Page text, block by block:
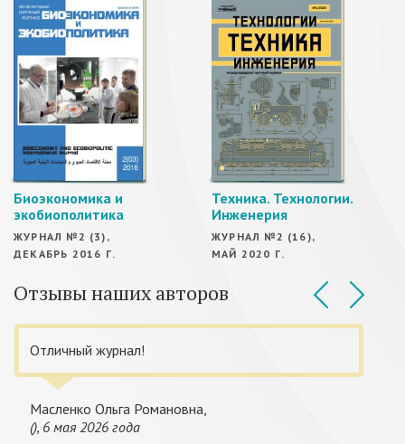
Биоэкономика и
экобиополитика
ЖУРНАЛ №2 (3),
ДЕКАБРЬ 2016 Г.
Техника. Технологии.
Инженерия
ЖУРНАЛ №2 (16),
МАЙ 2020 Г.
Отзывы наших авторов
Отличный журнал!
Масленко Ольга Романовна,
(), 6 мая 2026 года